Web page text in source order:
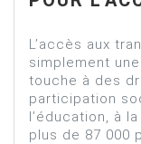
L’accès aux
simplement
touche à des
participation
l’éducation, à
plus de 87 000